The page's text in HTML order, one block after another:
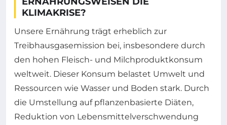
KLIMAKRISE?
Unsere Ernährung trägt erheblich zur
Treibhausgasemission bei, insbesondere durch
den hohen Fleisch- und Milchproduktkonsum
weltweit. Dieser Konsum belastet Umwelt und
Ressourcen wie Wasser und Boden stark. Durch
die Umstellung auf pflanzenbasierte Diäten,
Reduktion von Lebensmittelverschwendung